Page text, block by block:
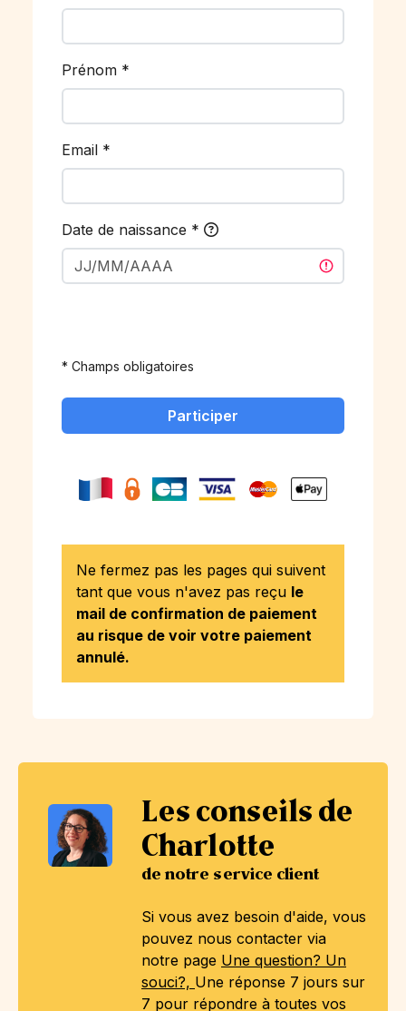
Les conseils de
Charlotte
de notre service client
Si vous avez besoin d'aide, vous
pouvez nous contacter via
notre page Une question? Un
souci?, Une réponse 7 jours sur
7 pour répondre à toutes vos
Prénom *
Email *
Date de naissance *
* Champs obligatoires
Participer
Ne fermez pas les pages qui suivent
tant que vous n'avez pas reçu le
mail de confirmation de paiement
au risque de voir votre paiement
annulé.